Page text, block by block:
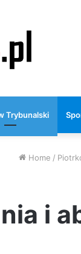
Trybunalski
Home /
i